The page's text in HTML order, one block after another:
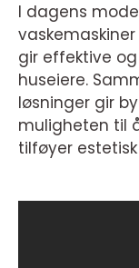
I dagens
gir effektive
huseiere.
løsninger gir
muligheten til
tilføyer